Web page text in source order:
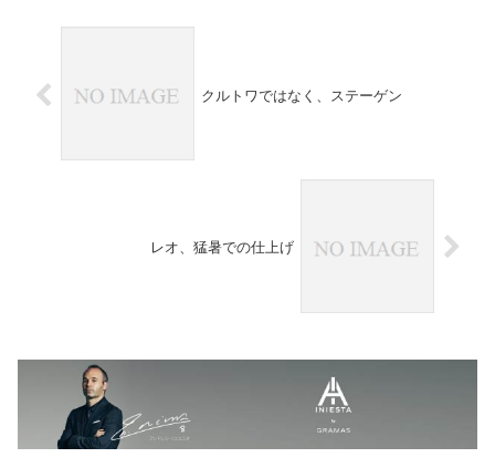
クルトワではなく、ステーゲン
レオ、猛暑での仕上げ